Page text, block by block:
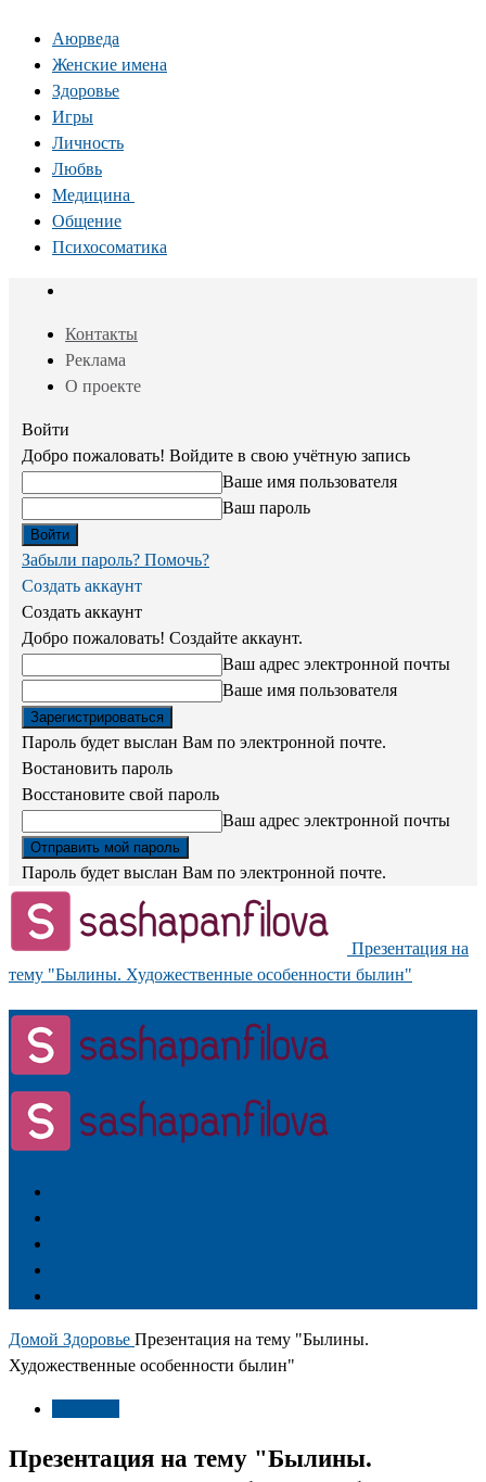
Аюрведа
Женские имена
Здоровье
Игры
Личность
Любвь
Медицина
Общение
Психосоматика
Контакты
Реклама
О проекте
Войти
Добро пожаловать! Войдите в свою учётную запись
Ваше имя пользователя
Ваш пароль
Забыли пароль? Помочь?
Создать аккаунт
Создать аккаунт
Добро пожаловать! Создайте аккаунт.
Ваш адрес электронной почты
Ваше имя пользователя
Пароль будет выслан Вам по электронной почте.
Востановить пароль
Восстановите свой пароль
Ваш адрес электронной почты
Пароль будет выслан Вам по электронной почте.
Презентация на
тему "Былины. Художественные особенности былин"
Домой Здоровье Презентация на тему "Былины.
Художественные особенности былин"
Презентация на тему "Былины.